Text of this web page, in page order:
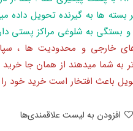
بسته ها به گیرنده تحویل داده
بستگی به شلوغی مراکز پستی
خارجی و محدودیت ها ،
به شما میدهند از همان جا
باعث افتخار است خرید خود را